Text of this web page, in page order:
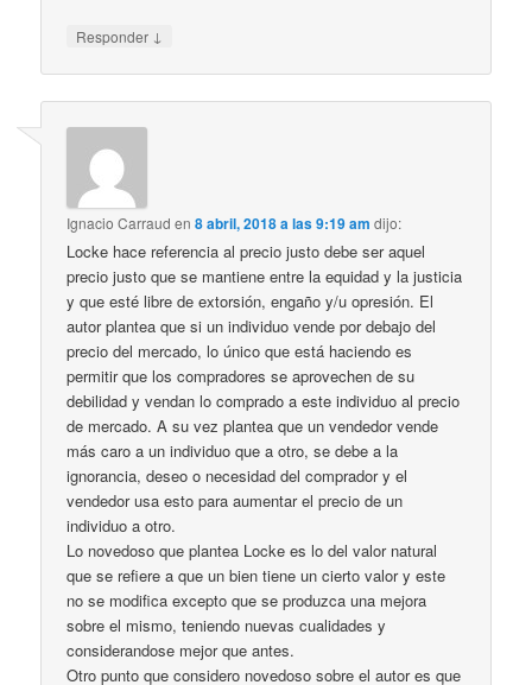
Responder ↓
Ignacio Carraud en8 abril, 2018 a las 9:19 am dijo:
Locke hace referencia al precio justo debe ser aquel
precio justo que se mantiene entre la equidad y la justicia
y que esté libre de extorsión, engaño y/u opresión. El
autor plantea que si un individuo vende por debajo del
precio del mercado, lo único que está haciendo es
permitir que los compradores se aprovechen de su
debilidad y vendan lo comprado a este individuo al precio
de mercado. A su vez plantea que un vendedor vende
más caro a un individuo que a otro, se debe a la
ignorancia, deseo o necesidad del comprador y el
vendedor usa esto para aumentar el precio de un
individuo a otro.
‎Lo novedoso que plantea Locke es lo del valor natural
que se refiere a que un bien tiene un cierto valor y este
no se modifica excepto que se produzca una mejora
sobre el mismo, teniendo nuevas cualidades y
considerandose mejor que antes.
‎Otro punto que considero novedoso sobre el autor es que